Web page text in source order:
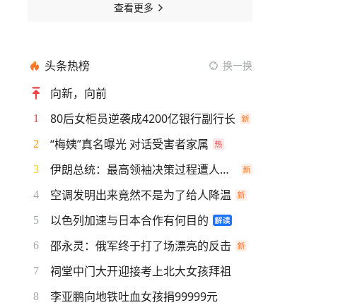
查看更多
头条热榜 换一换
向新，向前
1 80后女柜员逆袭成4200亿银行副行长
2 “梅姨”真名曝光 对话受害者家属
3 伊朗总统：最高领袖决策过程遭人利用
4 空调发明出来竟然不是为了给人降温
5 以色列加速与日本合作有何目的
6 邵永灵：俄军终于打了场漂亮的反击
7 祠堂中门大开迎接考上北大女孩拜祖
8 李亚鹏向地铁吐血女孩捐99999元